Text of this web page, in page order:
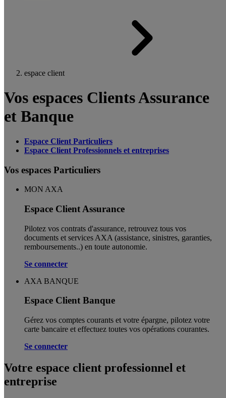
espace client
Vos espaces Clients Assurance
et Banque
Espace Client Particuliers
Espace Client Professionnels et entreprises
Vos espaces Particuliers
MON AXA
Espace Client Assurance
Pilotez vos contrats d'assurance, retrouvez tous vos
documents et services AXA (assistance, sinistres, garanties,
remboursements..) en toute autonomie. ​
Se connecter
AXA BANQUE
Espace Client Banque
Gérez vos comptes courants et votre épargne, pilotez votre
carte bancaire et effectuez toutes vos opérations courantes.
Se connecter
Votre espace client professionnel et
entreprise